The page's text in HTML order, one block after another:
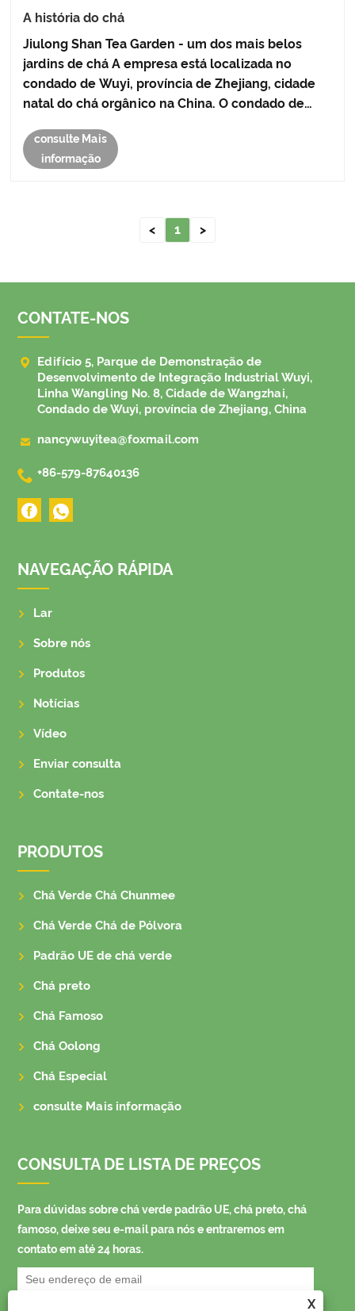
A história do chá
Jiulong Shan Tea Garden - um dos mais belos
jardins de chá A empresa está localizada no
condado de Wuyi, província de Zhejiang, cidade
natal do chá orgânico na China. O condado de
no país e um dos condados piloto do "Projeto de
Chá Orgânico" da província......
consulte Mais
informação
< 1 >
X
CONTATE-NOS

Edifício 5, Parque de Demonstração de
Desenvolvimento de Integração Industrial Wuyi,
Linha Wangling No. 8, Cidade de Wangzhai,
Condado de Wuyi, província de Zhejiang, China
 nancywuyitea@foxmail.com
 +86-579-87640136
NAVEGAÇÃO RÁPIDA
Lar
Sobre nós
Produtos
Notícias
Vídeo
Enviar consulta
Contate-nos
PRODUTOS
Chá Verde Chá Chunmee
Chá Verde Chá de Pólvora
Padrão UE de chá verde
Chá preto
Chá Famoso
Chá Oolong
Chá Especial
consulte Mais informação
CONSULTA DE LISTA DE PREÇOS
Para dúvidas sobre chá verde padrão UE, chá preto, chá
famoso, deixe seu e-mail para nós e entraremos em
contato em até 24 horas.